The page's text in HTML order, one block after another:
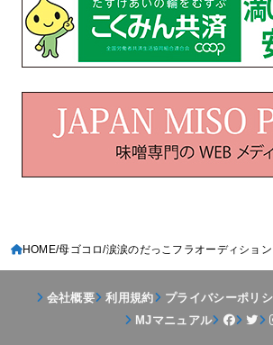
HOME 母ゴコロ 涙涙のだっこフラオーディション
会社概要 利用規約 プライバシーポリ
MJマニュアル